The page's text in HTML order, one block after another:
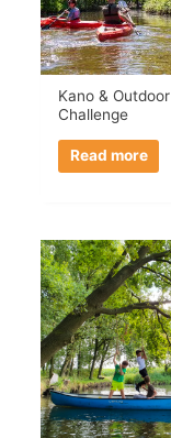
Kano & Outdoor
Challenge
Read more